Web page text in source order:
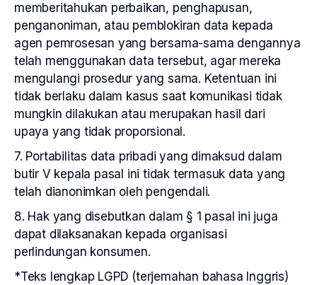
memberitahukan perbaikan, penghapusan,
penganoniman, atau pemblokiran data kepada
agen pemrosesan yang bersama-sama dengannya
telah menggunakan data tersebut, agar mereka
mengulangi prosedur yang sama. Ketentuan ini
tidak berlaku dalam kasus saat komunikasi tidak
mungkin dilakukan atau merupakan hasil dari
upaya yang tidak proporsional.
7. Portabilitas data pribadi yang dimaksud dalam
butir V kepala pasal ini tidak termasuk data yang
telah dianonimkan oleh pengendali.
8. Hak yang disebutkan dalam § 1 pasal ini juga
dapat dilaksanakan kepada organisasi
perlindungan konsumen.
*Teks lengkap LGPD (terjemahan bahasa Inggris)